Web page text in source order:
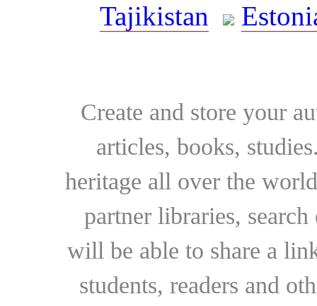
Tajikistan
Create and store your
articles, books,
heritage all over the
partner libraries,
will be able to share a
students, readers and